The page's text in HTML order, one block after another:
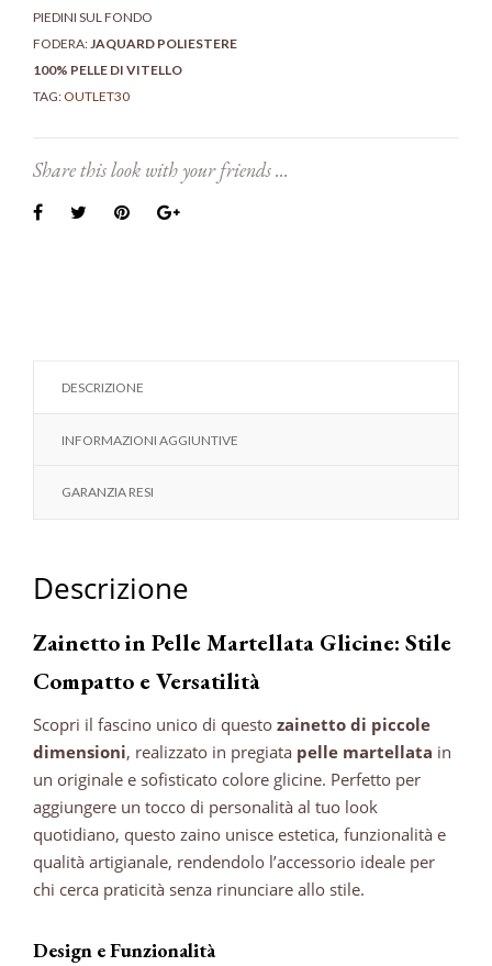
PIEDINI SUL FONDO
FODERA: JAQUARD POLIESTERE
100% PELLE DI VITELLO
TAG: OUTLET30
Share this look with your friends ...
DESCRIZIONE
INFORMAZIONI AGGIUNTIVE
GARANZIA RESI
Descrizione
Zainetto in Pelle Martellata Glicine: Stile
Compatto e Versatilità
Scopri il fascino unico di questo zainetto di piccole
dimensioni, realizzato in pregiata pelle martellata in
un originale e sofisticato colore glicine. Perfetto per
aggiungere un tocco di personalità al tuo look
quotidiano, questo zaino unisce estetica, funzionalità e
qualità artigianale, rendendolo l’accessorio ideale per
chi cerca praticità senza rinunciare allo stile.
Design e Funzionalità